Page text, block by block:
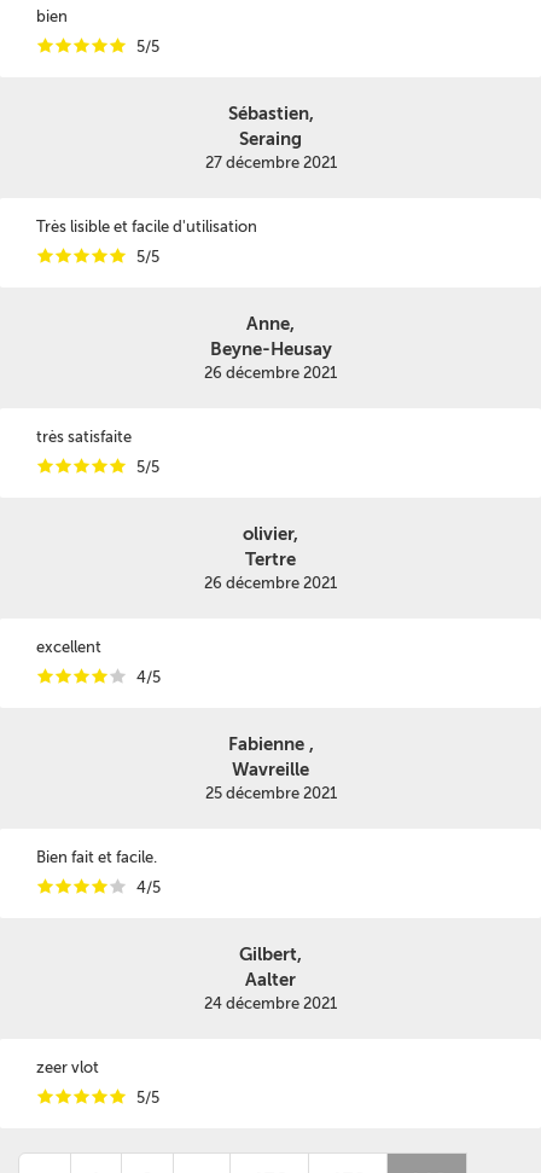
bien
iiiii 5/5
Sébastien,
Seraing
27 décembre 2021
Très lisible et facile d'utilisation
iiiii 5/5
Anne,
Beyne-Heusay
26 décembre 2021
très satisfaite
iiiii 5/5
olivier,
Tertre
26 décembre 2021
excellent
iiiii 4/5
Fabienne ,
Wavreille
25 décembre 2021
Bien fait et facile.
iiiii 4/5
Gilbert,
Aalter
24 décembre 2021
zeer vlot
iiiii 5/5